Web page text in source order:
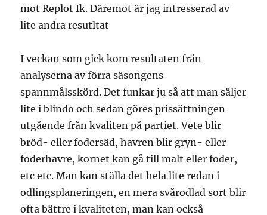
mot Replot Ik. Däremot är jag intresserad av
lite andra resutltat
I veckan som gick kom resultaten från
analyserna av förra säsongens
spannmålsskörd. Det funkar ju så att man säljer
lite i blindo och sedan göres prissättningen
utgående från kvaliten på partiet. Vete blir
bröd- eller fodersäd, havren blir gryn- eller
foderhavre, kornet kan gå till malt eller foder,
etc etc. Man kan ställa det hela lite redan i
odlingsplaneringen, en mera svårodlad sort blir
ofta bättre i kvaliteten, man kan också